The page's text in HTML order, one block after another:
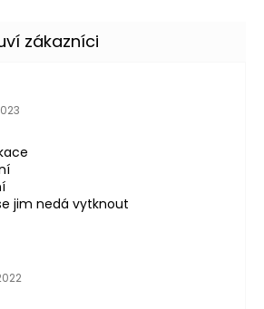
obchodu je 5 z 5 hvězdiček.
jim nedá vytknout
obchodu je 5 z 5 hvězdiček.